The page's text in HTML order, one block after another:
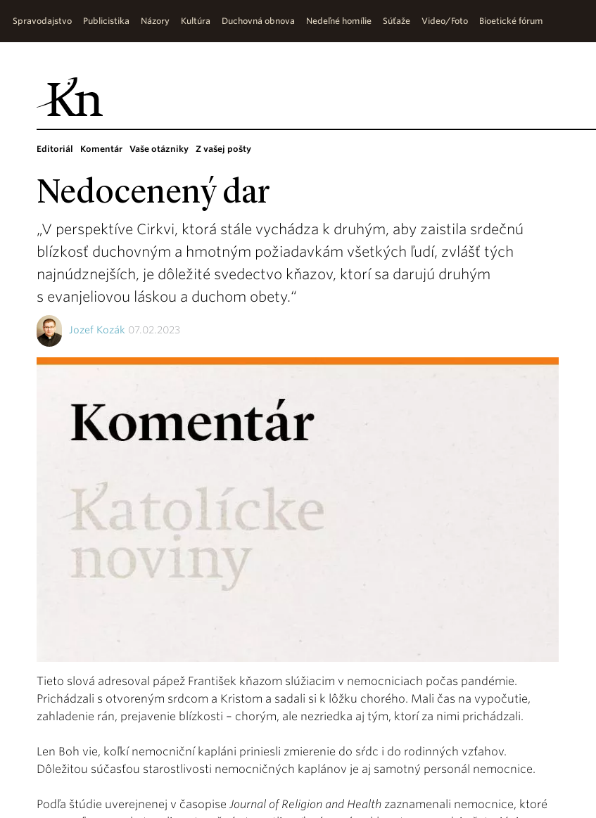
Spravodajstvo Publicistika Názory Kultúra Duchovná obnova Nedeľné homílie Súťaže Video/Foto Bioetické fórum
Editoriál Komentár Vaše otázniky Z vašej pošty
Nedocenený dar
„V perspektíve Cirkvi, ktorá stále vychádza k druhým, aby zaistila srdečnú
blízkosť duchovným a hmotným požiadavkám všetkých ľudí, zvlášť tých
najnúdznejších, je dôležité svedectvo kňazov, ktorí sa darujú druhým
s evanjeliovou láskou a duchom obety.“
Jozef Kozák 07.02.2023
Tieto slová adresoval pápež František kňazom slúžiacim v nemocniciach počas pandémie.
Prichádzali s otvoreným srdcom a Kristom a sadali si k lôžku chorého. Mali čas na vypočutie,
zahladenie rán, prejavenie blízkosti – chorým, ale nezriedka aj tým, ktorí za nimi prichádzali.
Len Boh vie, koľkí nemocniční kapláni priniesli zmierenie do sŕdc i do rodinných vzťahov.
Dôležitou súčasťou starostlivosti nemocničných kaplánov je aj samotný personál nemocnice.
Podľa štúdie uverejnenej v časopise Journal of Religion and Health zaznamenali nemocnice, ktoré